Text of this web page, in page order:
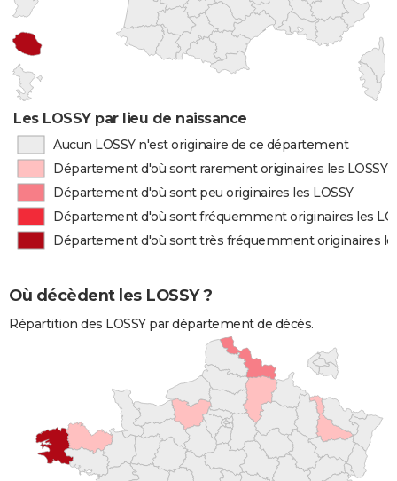
Les LOSSY par lieu de naissance
Aucun LOSSY n'est originaire de ce département
Département d'où sont rarement originaires les LOSSY
Département d'où sont peu originaires les LOSSY
Département d'où sont fréquemment originaires les
Département d'où sont très fréquemment originaires
Où décèdent les LOSSY ?
Répartition des LOSSY par département de décès.